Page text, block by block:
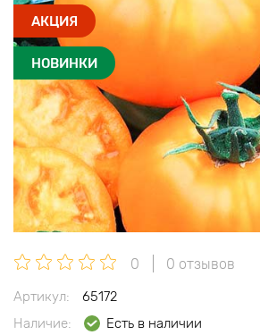
АКЦИЯ
НОВИНКИ
0 0 отзывов
Артикул:
65172
Наличие:
Есть в наличии